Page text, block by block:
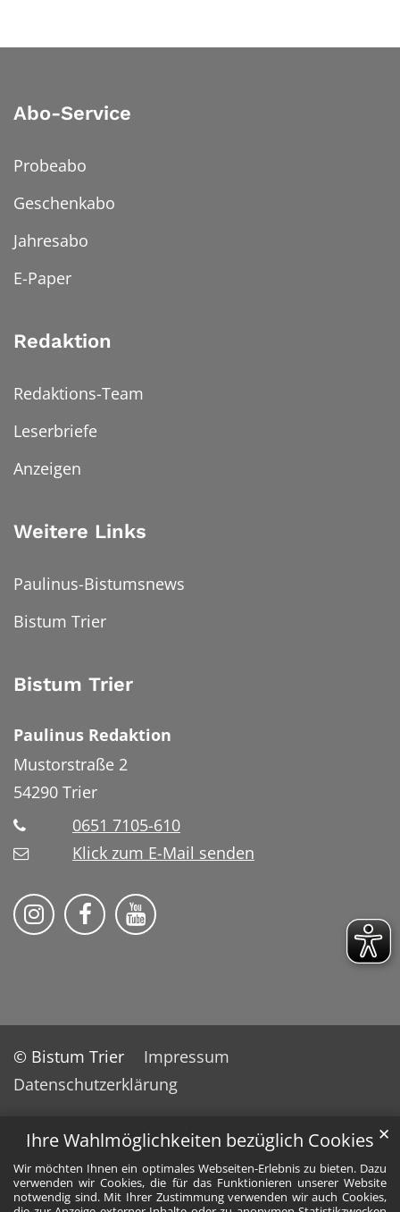
Ihre Wahlmöglichkeiten bezüglich Cookies
Wir möchten Ihnen ein optimales Webseiten-Erlebnis zu bieten. Dazu
verwenden wir Cookies, die für das Funktionieren unserer Website
notwendig sind. Mit Ihrer Zustimmung verwenden wir auch Cookies,
✕
Abo-Service
Probeabo
Geschenkabo
Jahresabo
E-Paper
Redaktion
Redaktions-Team
Leserbriefe
Anzeigen
Weitere Links
Paulinus-Bistumsnews
Bistum Trier
Bistum Trier
Paulinus Redaktion
Mustorstraße 2
54290 Trier
0651 7105-610
Klick zum E-Mail senden
Bistum Trier auf Instragram
Bistum Trier auf Facebook
Bistum Trier auf YouTube
© Bistum Trier
Impressum
Datenschutzerklärung